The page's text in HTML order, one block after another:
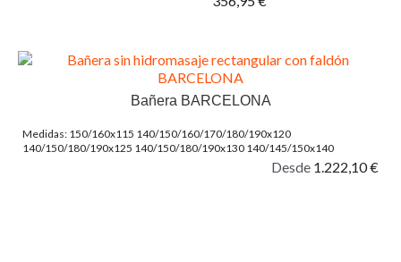
Bañera BARCELONA
Medidas: 150/160x115 140/150/160/170/180/190x120
140/150/180/190x125 140/150/180/190x130 140/145/150x140
Desde 1.222,10 €